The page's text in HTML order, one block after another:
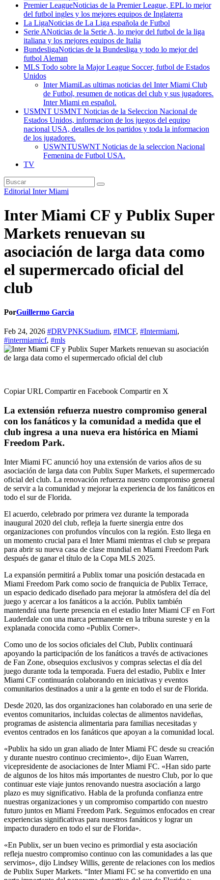
Premier LeagueNoticias de la Premier League, EPL lo mejor
del futbol ingles y los mejores equipos de Inglaterra
La LigaNoticias de La Liga española de Futbol
Serie ANoticias de la Serie A, lo mejor del futbol de la liga
italiana y los mejores equipos de Italia
BundesligaNoticias de la Bundesliga y todo lo mejor del
futbol Aleman
MLS Todo sobre la Major League Soccer, futbol de Estados
Unidos
Inter MiamiLas ultimas noticias del Inter Miami Club
de Futbol, resumen de noticas del club y sus jugadores.
Inter Miami en español.
USMNT USMNT Noticias de la Seleccion Nacional de
Estados Unidos, informacion de los juegos del equipo
nacional USA, detalles de los partidos y toda la informacion
de los jugadores.
USWNTUSWNT Noticias de la seleccion Nacional
Femenina de Futbol USA.
TV
Editorial Inter Miami
Inter Miami CF y Publix Super
Markets renuevan su
asociación de larga data como
el supermercado oficial del
club
PorGuillermo Garcia
Feb 24, 2026 #DRVPNKStadium, #IMCF, #Intermiami,
#intermiamicf, #mls
Copiar URL Compartir en Facebook Compartir en X
La extensión refuerza nuestro compromiso general
con los fanáticos y la comunidad a medida que el
club ingresa a una nueva era histórica en Miami
Freedom Park.
Inter Miami FC anunció hoy una extensión de varios años de su
asociación de larga data con Publix Super Markets, el supermercado
oficial del club. La renovación refuerza nuestro compromiso general
de servir a la comunidad y mejorar la experiencia de los fanáticos en
todo el sur de Florida.
El acuerdo, celebrado por primera vez durante la temporada
inaugural 2020 del club, refleja la fuerte sinergia entre dos
organizaciones con profundos vínculos con la región. Esto llega en
un momento crucial para el Inter Miami mientras el club se prepara
para abrir su nueva casa de clase mundial en Miami Freedom Park
después de ganar el título de la Copa MLS 2025.
La expansión permitirá a Publix tomar una posición destacada en
Miami Freedom Park como socio de franquicia de Publix Terrace,
un espacio dedicado diseñado para mejorar la atmósfera del día del
juego y acercar a los fanáticos a la acción. Publix también
mantendrá una fuerte presencia en el estadio Inter Miami CF en Fort
Lauderdale con una marca permanente en la tribuna sureste y en la
explanada conocida como «Publix Corner».
Como uno de los socios oficiales del Club, Publix continuará
apoyando la participación de los fanáticos a través de activaciones
de Fan Zone, obsequios exclusivos y compras selectas el día del
juego durante toda la temporada. Fuera del estadio, Publix e Inter
Miami CF continuarán colaborando en iniciativas y eventos
comunitarios destinados a unir a la gente en todo el sur de Florida.
Desde 2020, las dos organizaciones han colaborado en una serie de
eventos comunitarios, incluidas colectas de alimentos navideñas,
programas de asistencia alimentaria para familias necesitadas y
eventos centrados en los fanáticos que apoyan a la comunidad local.
«Publix ha sido un gran aliado de Inter Miami FC desde su creación
y durante nuestro continuo crecimiento», dijo Euan Warren,
vicepresidente de asociaciones de Inter Miami FC. «Han sido parte
de algunos de los hitos más importantes de nuestro Club, por lo que
continuar este viaje juntos renovando nuestra asociación a largo
plazo es muy significativo. Habla de la profunda confianza entre
nuestras organizaciones y un compromiso compartido con nuestro
futuro juntos en Miami Freedom Park. Seguimos enfocados en crear
experiencias significativas para nuestros fanáticos y lograr un
impacto duradero en todo el sur de Florida».
«En Publix, ser un buen vecino es primordial y esta asociación
refleja nuestro compromiso continuo con las comunidades a las que
servimos», dijo Lindsey Willis, gerente de relaciones con los medios
de Publix Super Markets. “Inter Miami FC se ha convertido en una